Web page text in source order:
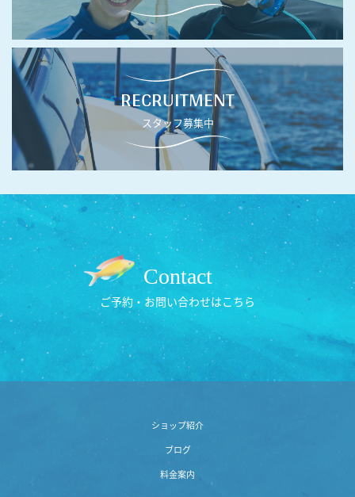
RECRUITMENT
スタッフ募集中
Contact
ご予約・お問い合わせはこちら
ショップ紹介
ブログ
料金案内